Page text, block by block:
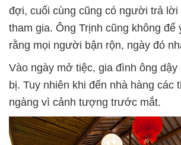
đợi, cuối cùng cũng có người trả lời
tham gia. Ông Trịnh cũng không để
rằng mọi người bận rộn, ngày đó
Vào ngày mở tiệc, gia đình ông dậy
bị. Tuy nhiên khi đến nhà hàng các
ngàng vì cảnh tượng trước mắt.